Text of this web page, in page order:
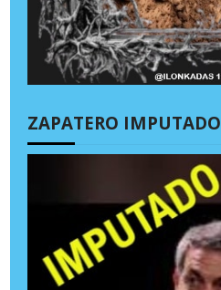
ZAPATERO IMPUTADO